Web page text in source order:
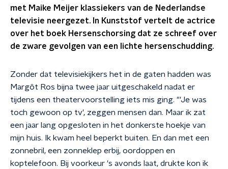
met Maike Meijer klassiekers van de Nederlandse
televisie neergezet. In Kunststof vertelt de actrice
over het boek Hersenschorsing dat ze schreef over
de zware gevolgen van een lichte hersenschudding.
Zonder dat televisiekijkers het in de gaten hadden was
Margôt Ros bijna twee jaar uitgeschakeld nadat er
tijdens een theatervoorstelling iets mis ging. "'Je was
toch gewoon op tv', zeggen mensen dan. Maar ik zat
een jaar lang opgesloten in het donkerste hoekje van
mijn huis. Ik kwam heel beperkt buiten. En dan met een
zonnebril, een zonneklep erbij, oordoppen en
koptelefoon. Bij voorkeur 's avonds laat, drukte kon ik